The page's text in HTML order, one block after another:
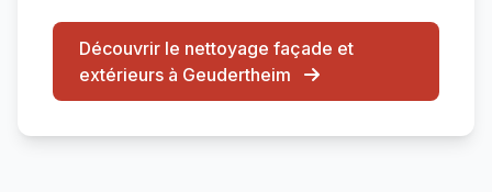
Découvrir le nettoyage façade et
extérieurs à Geudertheim